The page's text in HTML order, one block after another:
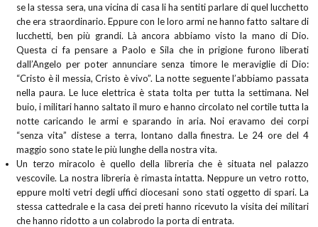
se la stessa sera, una vicina di casa li ha sentiti parlare di quel lucchetto
che era straordinario. Eppure con le loro armi ne hanno fatto saltare di
lucchetti, ben più grandi. Là ancora abbiamo visto la mano di Dio.
Questa ci fa pensare a Paolo e Sila che in prigione furono liberati
dall’Angelo per poter annunciare senza timore le meraviglie di Dio:
“Cristo è il messia, Cristo è vivo”. La notte seguente l’abbiamo passata
nella paura. Le luce elettrica è stata tolta per tutta la settimana. Nel
buio, i militari hanno saltato il muro e hanno circolato nel cortile tutta la
notte caricando le armi e sparando in aria. Noi eravamo dei corpi
“senza vita” distese a terra, lontano dalla finestra. Le 24 ore del 4
maggio sono state le più lunghe della nostra vita.
Un terzo miracolo è quello della libreria che è situata nel palazzo
vescovile. La nostra libreria è rimasta intatta. Neppure un vetro rotto,
eppure molti vetri degli uffici diocesani sono stati oggetto di spari. La
stessa cattedrale e la casa dei preti hanno ricevuto la visita dei militari
che hanno ridotto a un colabrodo la porta di entrata.